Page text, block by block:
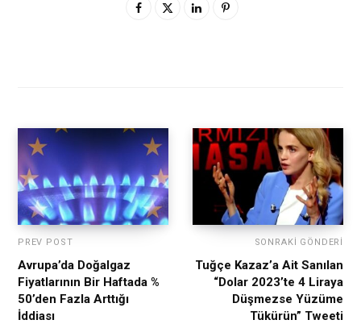
PREV POST
Avrupa’da Doğalgaz
Fiyatlarının Bir Haftada %
50’den Fazla Arttığı
İddiası
SONRAKI GÖNDERI
Tuğçe Kazaz’a Ait Sanılan
“Dolar 2023’te 4 Liraya
Düşmezse Yüzüme
Tükürün” Tweeti